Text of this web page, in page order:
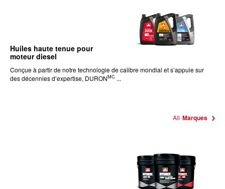
Huiles haute tenue pour
moteur diesel
Conçue à partir de notre technologie de calibre mondial et s’appuie sur
des décennies d’expertise, DURONMC ...
All Marques